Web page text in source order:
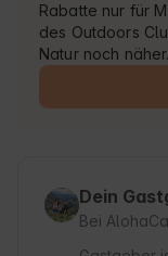
Rabatte nur für
des Outdoors
Natur noch näher.
Dein
Bei